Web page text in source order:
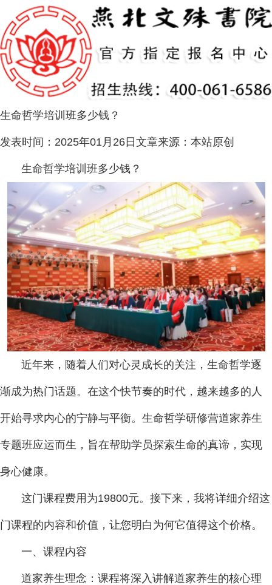
生命哲学培训班多少钱？
发表时间： 2025年01月26日 文章来源： 本站原创
生命哲学培训班多少钱？
近年来，随着人们对心灵成长的关注，生命哲学逐
渐成为热门话题。在这个快节奏的时代，越来越多的人
开始寻求内心的宁静与平衡。生命哲学研修营道家养生
专题班应运而生，旨在帮助学员探索生命的真谛，实现
身心健康。
这门课程费用为19800元。接下来，我将详细介绍这
门课程的内容和价值，让您明白为何它值得这个价格。
一、课程内容
道家养生理念：课程将深入讲解道家养生的核心理